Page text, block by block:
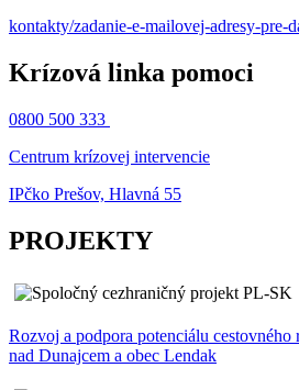
kontakty/zadanie-e-mailovej-adresy-pre-
Krízová linka pomoci
0800 500 333
Centrum krízovej intervencie
IPčko Prešov, Hlavná 55
PROJEKTY
Rozvoj a podpora potenciálu
nad Dunajcem a obec Lendak